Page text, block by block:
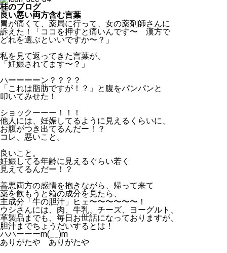
桂のブログ
良い悪い両方含む言葉
胃が痛くて、薬局に行って、女の薬剤師さんに
訴えた！「ココを押すと痛いんです〜 漢方で
どれを選ぶといいですか〜？」
私を見て返ってきた言葉が、
「妊娠されてます〜？」
ハーーーーン？？？？
「これは脂肪ですが！？」と腹をパンパンと
叩いてみせた！
ショックーーー！！！
他人には、妊娠してるように見えるくらいに、
お腹がつき出てるんだー！？
コレ、悪いこと。
良いこと。
妊娠してる年齢に見えるぐらい若く
見えてるんだー！？
善悪両方の感情を抱きながら、帰って来て
薬を飲もうと箱の成分を見たら、
主成分「牛の胆汁」ヒェ〜〜〜〜〜〜！
ウシさんには、肉、牛乳、チーズ、ヨーグルト、
革製品までも、毎日お世話になっておりますが、
胆汁までちょうだいするとは！
ハハーーーm(__)m
ありがたや ありがたや